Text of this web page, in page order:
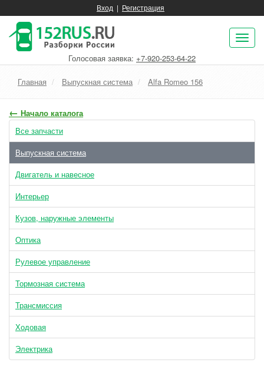
Вход | Регистрация
Голосовая заявка: +7-920-253-64-22
Главная Выпускная система Alfa Romeo 156
← Начало каталога
Все запчасти
Выпускная система
Двигатель и навесное
Интерьер
Кузов, наружные элементы
Оптика
Рулевое управление
Тормозная система
Трансмиссия
Ходовая
Электрика